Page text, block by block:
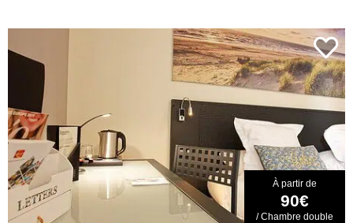
À partir de
90€
/ Chambre double